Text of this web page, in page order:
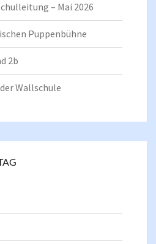
– Mai 2026
Puppenbühne
2b
Wallschule